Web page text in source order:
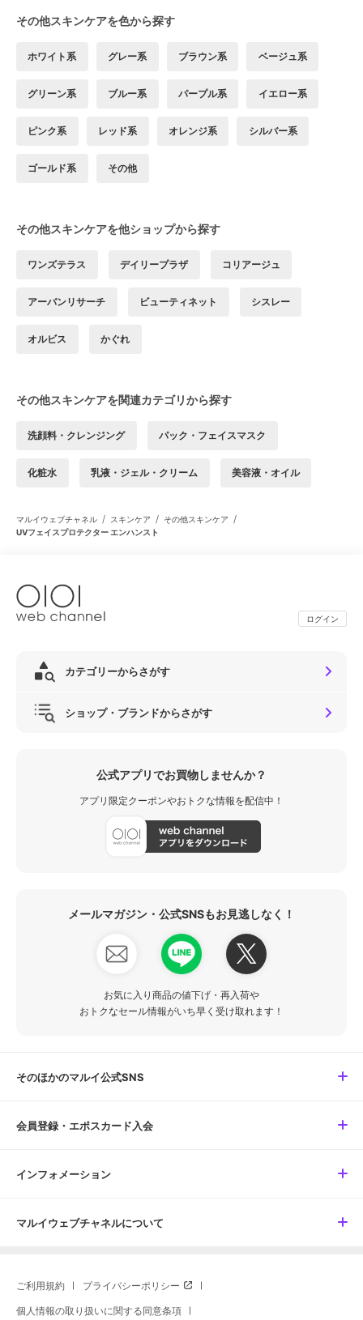
その他スキンケアを色から探す
ホワイト系 グレー系 ブラウン系 ベージュ系
グリーン系 ブルー系 パープル系 イエロー系
ピンク系 レッド系 オレンジ系 シルバー系
ゴールド系 その他
その他スキンケアを他ショップから探す
ワンズテラス デイリープラザ コリアージュ
アーバンリサーチ ビューティネット シスレー
オルビス かぐれ
その他スキンケアを関連カテゴリから探す
洗顔料・クレンジング パック・フェイスマスク
化粧水 乳液・ジェル・クリーム 美容液・オイル
マルイウェブチャネル / スキンケア / その他スキンケア /
UVフェイスプロテクター エンハンスト
ログイン
カテゴリーからさがす
ショップ・ブランドからさがす
公式アプリでお買物しませんか？
アプリ限定クーポンやおトクな情報を配信中！
メールマガジン・公式SNSもお見逃しなく！
お気に入り商品の値下げ・再入荷や
おトクなセール情報がいち早く受け取れます！
そのほかのマルイ公式SNS
会員登録・エポスカード入会
インフォメーション
マルイウェブチャネルについて
ご利用規約 プライバシーポリシー
個人情報の取り扱いに関する同意条項